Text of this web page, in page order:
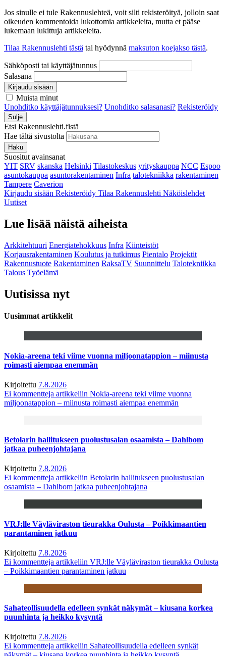
Jos sinulle ei tule Rakennuslehteä, voit silti rekisteröityä, jolloin saat
oikeuden kommentoida lukottomia artikkeleita, mutta et pääse
lukemaan lukittuja artikkeleita.
Tilaa Rakennuslehti tästä tai hyödynnä maksuton koejakso tästä.
Sähköposti tai käyttäjätunnus
Salasana
Kirjaudu sisään
Muista minut
Unohditko käyttäjätunnuksesi? Unohditko salasanasi? Rekisteröidy
Sulje
Etsi Rakennuslehti.fistä
Hae tältä sivustolta
Haku
Suositut avainsanat
YIT SRV skanska Helsinki Tilastokeskus yrityskauppa NCC Espoo
asuntokauppa asuntorakentaminen Infra talotekniikka rakentaminen
Tampere Caverion
Kirjaudu sisään Rekisteröidy Tilaa Rakennuslehti Näköislehdet
Uutiset
Lue lisää näistä aiheista
Arkkitehtuuri Energiatehokkuus Infra Kiinteistöt
Korjausrakentaminen Koulutus ja tutkimus Pientalo Projektit
Rakennustuote Rakentaminen RaksaTV Suunnittelu Talotekniikka
Talous Työelämä
Uutisissa nyt
Uusimmat artikkelit
Nokia-areena teki viime vuonna miljoonatappion – miinusta
roimasti aiempaa enemmän
Kirjoitettu 7.8.2026
Ei kommentteja artikkeliin Nokia-areena teki viime vuonna
miljoonatappion – miinusta roimasti aiempaa enemmän
Betolarin hallitukseen puolustusalan osaamista – Dahlbom
jatkaa puheenjohtajana
Kirjoitettu 7.8.2026
Ei kommentteja artikkeliin Betolarin hallitukseen puolustusalan
osaamista – Dahlbom jatkaa puheenjohtajana
VRJ:lle Väyläviraston tieurakka Oulusta – Poikkimaantien
parantaminen jatkuu
Kirjoitettu 7.8.2026
Ei kommentteja artikkeliin VRJ:lle Väyläviraston tieurakka Oulusta
– Poikkimaantien parantaminen jatkuu
Sahateollisuudella edelleen synkät näkymät – kiusana korkea
puunhinta ja heikko kysyntä
Kirjoitettu 7.8.2026
Ei kommentteja artikkeliin Sahateollisuudella edelleen synkät